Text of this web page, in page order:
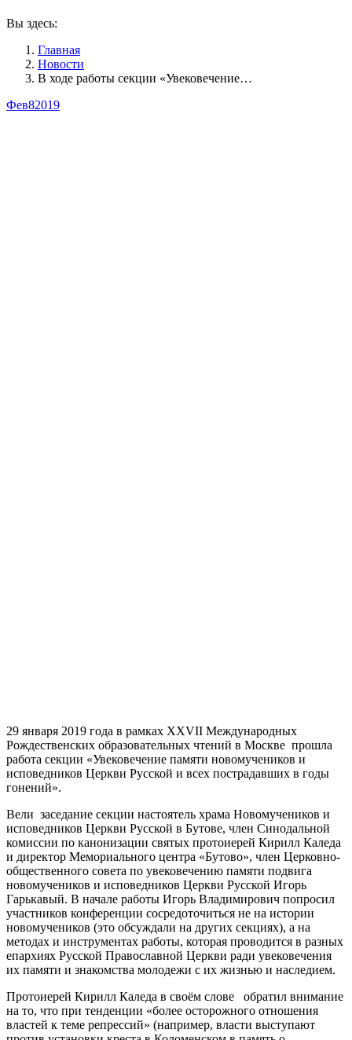
Вы здесь:
Главная
Новости
В ходе работы секции «Увековечение…
Фев82019
29 января 2019 года в рамках XXVII Международных
Рождественских образовательных чтений в Москве прошла
работа секции «Увековечение памяти новомучеников и
исповедников Церкви Русской и всех пострадавших в годы
гонений».
Вели заседание секции настоятель храма Новомучеников и
исповедников Церкви Русской в Бутове, член Синодальной
комиссии по канонизации святых протоиерей Кирилл Каледа
и директор Мемориального центра «Бутово», член Церковно-
общественного совета по увековечению памяти подвига
новомучеников и исповедников Церкви Русской Игорь
Гарькавый. В начале работы Игорь Владимирович попросил
участников конференции сосредоточиться не на истории
новомучеников (это обсуждали на других секциях), а на
методах и инструментах работы, которая проводится в разных
епархиях Русской Православной Церкви ради увековечения
их памяти и знакомства молодежи с их жизнью и наследием.
Протоиерей Кирилл Каледа в своём слове обратил внимание
на то, что при тенденции «более осторожного отношения
властей к теме репрессий» (например, власти выступают